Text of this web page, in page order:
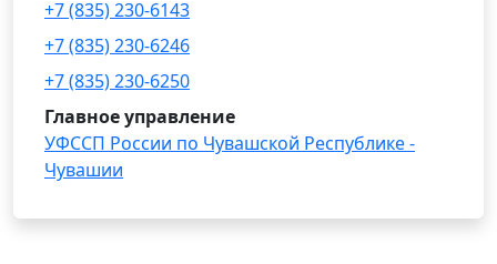
+7 (835) 230-6143
+7 (835) 230-6246
+7 (835) 230-6250
Главное управление
УФССП России по Чувашской Республике -
Чувашии